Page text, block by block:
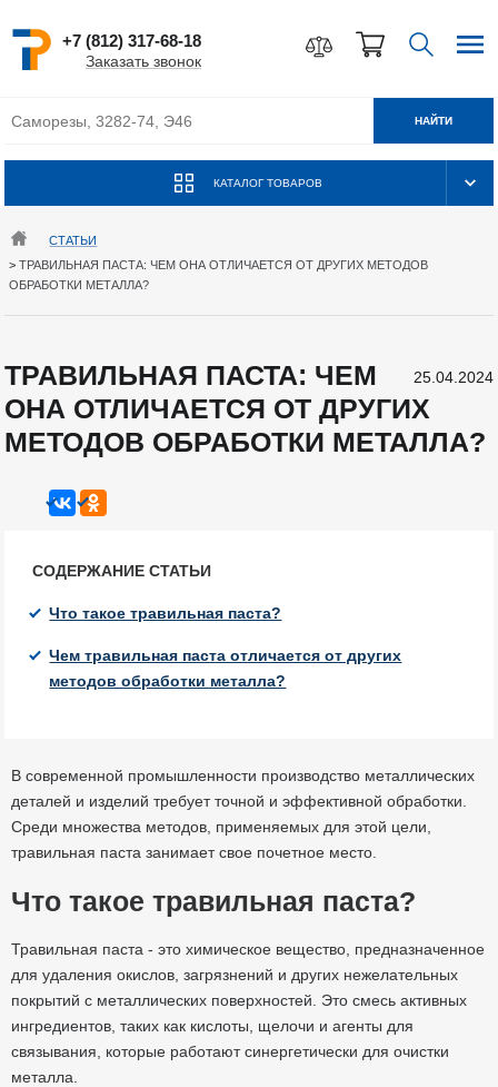
+7 (812) 317-68-18
Заказать звонок
КАТАЛОГ ТОВАРОВ
НАЙТИ
СТАТЬИ
>ТРАВИЛЬНАЯ ПАСТА: ЧЕМ ОНА ОТЛИЧАЕТСЯ ОТ ДРУГИХ МЕТОДОВ
ОБРАБОТКИ МЕТАЛЛА?
25.04.2024
ТРАВИЛЬНАЯ ПАСТА: ЧЕМ
ОНА ОТЛИЧАЕТСЯ ОТ ДРУГИХ
МЕТОДОВ ОБРАБОТКИ МЕТАЛЛА?
СОДЕРЖАНИЕ СТАТЬИ
Что такое травильная паста?
Чем травильная паста отличается от других
методов обработки металла?
В современной промышленности производство металлических
деталей и изделий требует точной и эффективной обработки.
Среди множества методов, применяемых для этой цели,
травильная паста занимает свое почетное место.
Что такое травильная паста?
Травильная паста - это химическое вещество, предназначенное
для удаления окислов, загрязнений и других нежелательных
покрытий с металлических поверхностей. Это смесь активных
ингредиентов, таких как кислоты, щелочи и агенты для
связывания, которые работают синергетически для очистки
металла.